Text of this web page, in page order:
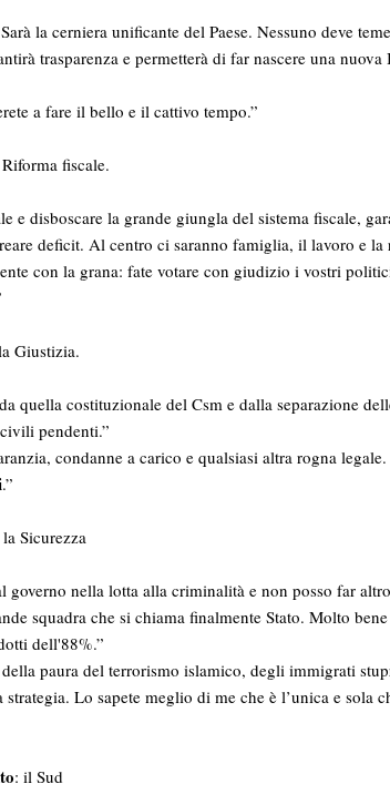
la cerniera unificante del Paese. Nessuno deve
trasparenza e permetterà di far nascere una nuova
a fare il bello e il cattivo tempo.”
fiscale.
e disboscare la grande giungla del sistema fiscale,
deficit. Al centro ci saranno famiglia, il lavoro e la
con la grana: fate votare con giudizio i vostri
Giustizia.
quella costituzionale del Csm e dalla separazione
pendenti.”
condanne a carico e qualsiasi altra rogna legale.
.”
la Sicurezza
governo nella lotta alla criminalità e non posso far
squadra che si chiama finalmente Stato. Molto
dell'88%.”
paura del terrorismo islamico, degli immigrati
Lo sapete meglio di me che è l’unica e sola
: il Sud